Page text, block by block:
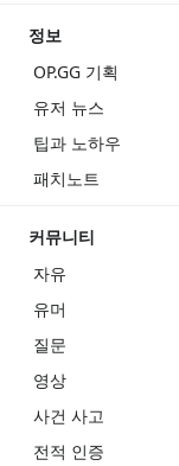
정보
OP.GG 기획
유저 뉴스
팁과 노하우
패치노트
커뮤니티
자유
유머
질문
영상
사건 사고
전적 인증